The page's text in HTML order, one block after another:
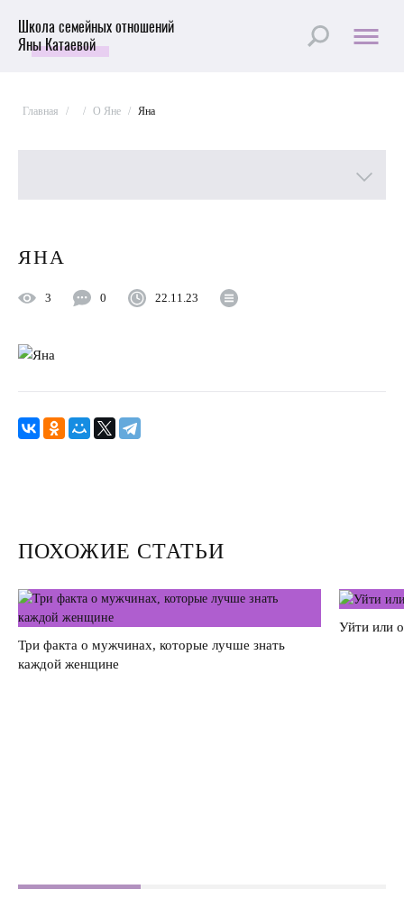
Школа семейных отношений
Яны Катаевой
Главная / / О Яне / Яна
ЯНА
3 0 22.11.23
ПОХОЖИЕ СТАТЬИ
Три факта о мужчинах, которые лучше знать
каждой женщине
Уйти или
Лучшие статьи
Пройти Тест
Психология отношений
Улучшить отношения с мужем
Секс
Кинозал
Сделать семью дружной
Воспитать детей счастливыми
Интервью